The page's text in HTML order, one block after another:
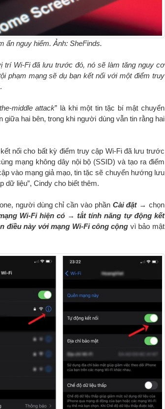
ẩn nguy hiểm. Ảnh: SheFinds.
trí Wi-Fi đã lưu trước đó, nó sẽ làm tăng nguy cơ
phạm mạng sẽ dụ bạn kết nối với một điểm truy
middle attack” là khi một tin tặc bí mật chuyển
giữa hai bên, trong khi người dùng vẫn tin rằng hai
nối cho bất kỳ điểm truy cập Wi-Fi đã lưu trước
mạng không dây nội bộ (SSID) và tạo ra điểm
vào mạng giả mạo, tin tặc sẽ chuyển hướng lưu
dữ liệu”, Cindy cho biết thêm.
người dùng chỉ cần vào phần Cài đặt → chọn
Wi-Fi hiện có→tắt tính năng tự động kết
điều này với mạng Wi-Fi công cộng vì bảo mật